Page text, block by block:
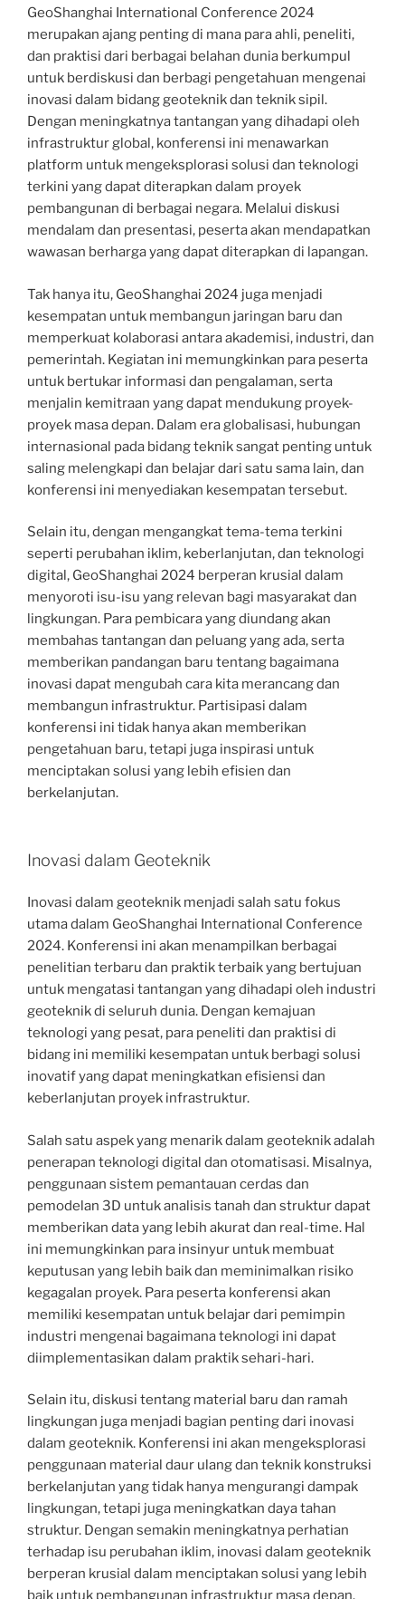
GeoShanghai International Conference 2024
merupakan ajang penting di mana para ahli, peneliti,
dan praktisi dari berbagai belahan dunia berkumpul
untuk berdiskusi dan berbagi pengetahuan mengenai
inovasi dalam bidang geoteknik dan teknik sipil.
Dengan meningkatnya tantangan yang dihadapi oleh
infrastruktur global, konferensi ini menawarkan
platform untuk mengeksplorasi solusi dan teknologi
terkini yang dapat diterapkan dalam proyek
pembangunan di berbagai negara. Melalui diskusi
mendalam dan presentasi, peserta akan mendapatkan
wawasan berharga yang dapat diterapkan di lapangan.
Tak hanya itu, GeoShanghai 2024 juga menjadi
kesempatan untuk membangun jaringan baru dan
memperkuat kolaborasi antara akademisi, industri, dan
pemerintah. Kegiatan ini memungkinkan para peserta
untuk bertukar informasi dan pengalaman, serta
menjalin kemitraan yang dapat mendukung proyek-
proyek masa depan. Dalam era globalisasi, hubungan
internasional pada bidang teknik sangat penting untuk
saling melengkapi dan belajar dari satu sama lain, dan
konferensi ini menyediakan kesempatan tersebut.
Selain itu, dengan mengangkat tema-tema terkini
seperti perubahan iklim, keberlanjutan, dan teknologi
digital, GeoShanghai 2024 berperan krusial dalam
menyoroti isu-isu yang relevan bagi masyarakat dan
lingkungan. Para pembicara yang diundang akan
membahas tantangan dan peluang yang ada, serta
memberikan pandangan baru tentang bagaimana
inovasi dapat mengubah cara kita merancang dan
membangun infrastruktur. Partisipasi dalam
konferensi ini tidak hanya akan memberikan
pengetahuan baru, tetapi juga inspirasi untuk
menciptakan solusi yang lebih efisien dan
berkelanjutan.
Inovasi dalam Geoteknik
Inovasi dalam geoteknik menjadi salah satu fokus
utama dalam GeoShanghai International Conference
2024. Konferensi ini akan menampilkan berbagai
penelitian terbaru dan praktik terbaik yang bertujuan
untuk mengatasi tantangan yang dihadapi oleh industri
geoteknik di seluruh dunia. Dengan kemajuan
teknologi yang pesat, para peneliti dan praktisi di
bidang ini memiliki kesempatan untuk berbagi solusi
inovatif yang dapat meningkatkan efisiensi dan
keberlanjutan proyek infrastruktur.
Salah satu aspek yang menarik dalam geoteknik adalah
penerapan teknologi digital dan otomatisasi. Misalnya,
penggunaan sistem pemantauan cerdas dan
pemodelan 3D untuk analisis tanah dan struktur dapat
memberikan data yang lebih akurat dan real-time. Hal
ini memungkinkan para insinyur untuk membuat
keputusan yang lebih baik dan meminimalkan risiko
kegagalan proyek. Para peserta konferensi akan
memiliki kesempatan untuk belajar dari pemimpin
industri mengenai bagaimana teknologi ini dapat
diimplementasikan dalam praktik sehari-hari.
Selain itu, diskusi tentang material baru dan ramah
lingkungan juga menjadi bagian penting dari inovasi
dalam geoteknik. Konferensi ini akan mengeksplorasi
penggunaan material daur ulang dan teknik konstruksi
berkelanjutan yang tidak hanya mengurangi dampak
lingkungan, tetapi juga meningkatkan daya tahan
struktur. Dengan semakin meningkatnya perhatian
terhadap isu perubahan iklim, inovasi dalam geoteknik
berperan krusial dalam menciptakan solusi yang lebih
baik untuk pembangunan infrastruktur masa depan.